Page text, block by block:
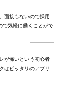
面接もないので採用
で気軽に働くことがで
が怖いという初心者
はピッタリのアプリ